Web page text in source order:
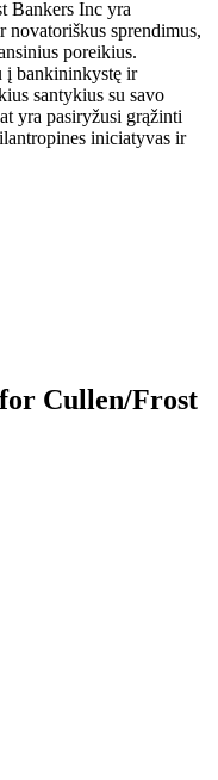
Bankers Inc yra
novatoriškus sprendimus,
poreikius.
į bankininkystę ir
santykius su savo
yra pasiryžusi grąžinti
iniciatyvas ir
Cullen/Frost